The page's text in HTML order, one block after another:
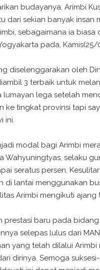
budayanya. Arimbi
dari sekian banyak
sebagaimana ia
pada, Kamis(25/
diselenggarakan oleh
3 terbaik untuk
lumayan lega setelah
ke tingkat provinsi tapi
ini.
modal bagi Arimbi
Wahyuningtyas, selaku
seratus persen.
di lantai menggunakan
Arimbi mengikuti ajang
prestasi baru pada
selepas lulus dari
yang telah dilalui
dirinya. Semoga